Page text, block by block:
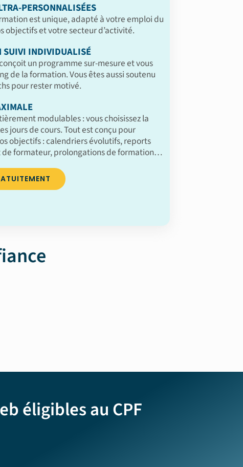
PERSONNALISÉES
est unique, adapté à votre emploi du
objectifs et votre secteur d’activité.
SUIVI INDIVIDUALISÉ
un programme sur-mesure et vous
de la formation. Vous êtes aussi soutenu
pour rester motivé.
modulables : vous choisissez la
jours de cours. Tout est conçu pour
objectifs : calendriers évolutifs, reports
de formateur, prolongations de formation…
éligibles au CPF